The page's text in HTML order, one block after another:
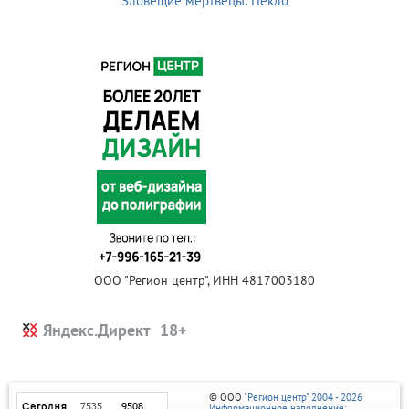
ООО "Регион центр", ИНН 4817003180
Яндекс.Директ
© ООО "Регион центр" 2004 - 2026